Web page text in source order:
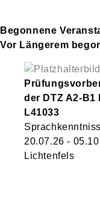
Begonnene
Vor Längerem
der DTZ A2-
L41033
20.07.26 -
Lichtenfels